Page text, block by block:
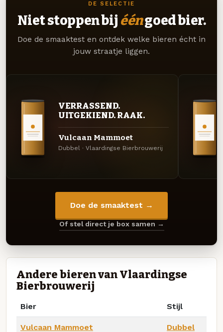
DE SELECTIE
Niet stoppen bij ééngoed bier.
Doe de smaaktest en ontdek welke bieren écht in
jouw straatje liggen.
VERRASSEND.
UITGEKIEND. RAAK.
Vulcaan Mammoet
Dubbel · Vlaardingse Bierbrouwerij
Doe de smaaktest →
Of stel direct je box samen →
Andere bieren van Vlaardingse
Bierbrouwerij
Bier Stijl
Vulcaan Mammoet Dubbel